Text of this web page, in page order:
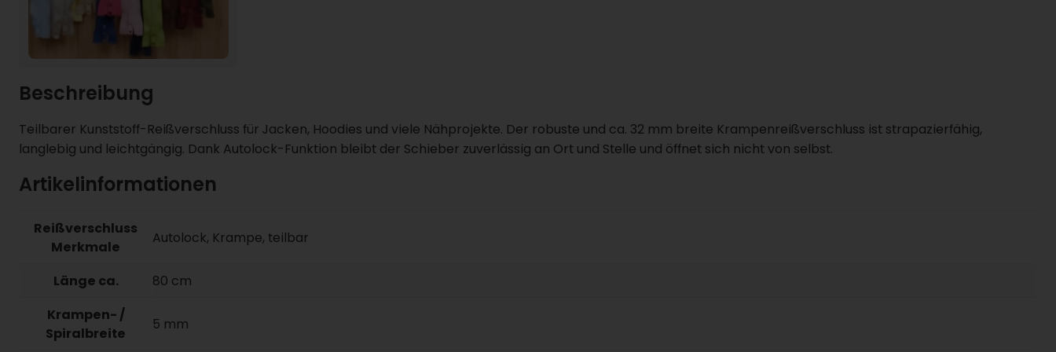
Beschreibung
Teilbarer Kunststoff-Reißverschluss für Jacken, Hoodies und viele Nähprojekte. Der robuste und ca. 32 mm breite Krampenreißverschluss ist strapazierfähig,
langlebig und leichtgängig. Dank Autolock-Funktion bleibt der Schieber zuverlässig an Ort und Stelle und öffnet sich nicht von selbst.
Artikelinformationen
Reißverschluss
Merkmale
Autolock, Krampe, teilbar
Länge ca.
80 cm
Krampen- /
Spiralbreite
5 mm